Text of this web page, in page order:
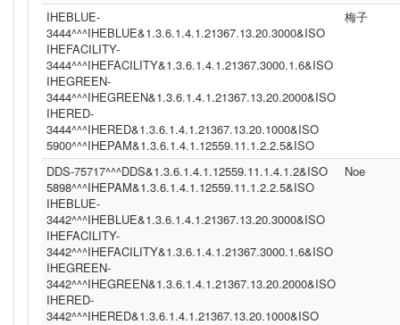
IHEBLUE-
3444^^^IHEBLUE&1.3.6.1.4.1.21367.13.20.3000&ISO
IHEFACILITY-
3444^^^IHEFACILITY&1.3.6.1.4.1.21367.3000.1.6&ISO
IHEGREEN-
3444^^^IHEGREEN&1.3.6.1.4.1.21367.13.20.2000&ISO
IHERED-
3444^^^IHERED&1.3.6.1.4.1.21367.13.20.1000&ISO
5900^^^IHEPAM&1.3.6.1.4.1.12559.11.1.2.2.5&ISO
梅子
DDS-75717^^^DDS&1.3.6.1.4.1.12559.11.1.4.1.2&ISO
5898^^^IHEPAM&1.3.6.1.4.1.12559.11.1.2.2.5&ISO
IHEBLUE-
3442^^^IHEBLUE&1.3.6.1.4.1.21367.13.20.3000&ISO
IHEFACILITY-
3442^^^IHEFACILITY&1.3.6.1.4.1.21367.3000.1.6&ISO
IHEGREEN-
3442^^^IHEGREEN&1.3.6.1.4.1.21367.13.20.2000&ISO
IHERED-
3442^^^IHERED&1.3.6.1.4.1.21367.13.20.1000&ISO
Noe